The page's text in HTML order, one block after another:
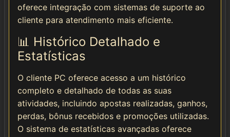
oferece integração com sistemas de suporte ao
cliente para atendimento mais eficiente.
📊 Histórico Detalhado e
Estatísticas
O cliente PC oferece acesso a um histórico
completo e detalhado de todas as suas
atividades, incluindo apostas realizadas, ganhos,
perdas, bônus recebidos e promoções utilizadas.
O sistema de estatísticas avançadas oferece